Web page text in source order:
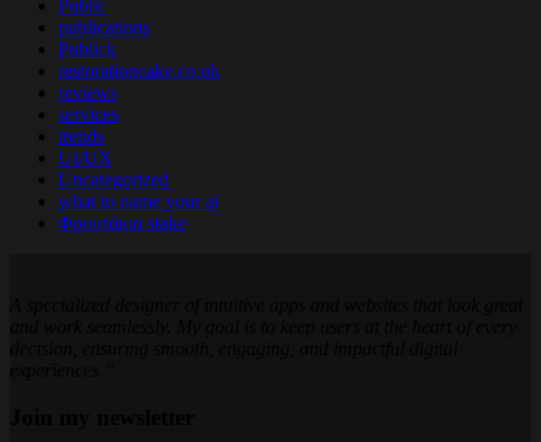
Public
publications
Publick
restorationcake.co.uk
reviews
services
trends
UI/UX
Uncategorized
what to name your ai
Φρουτάκια stake